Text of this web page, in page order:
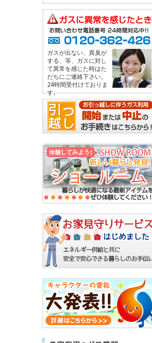
ガスが出ない、異臭が
する、等、ガスに対し
て異常を感じた時はた
だちにご連絡下さい。
24時間受付けておりま
す。